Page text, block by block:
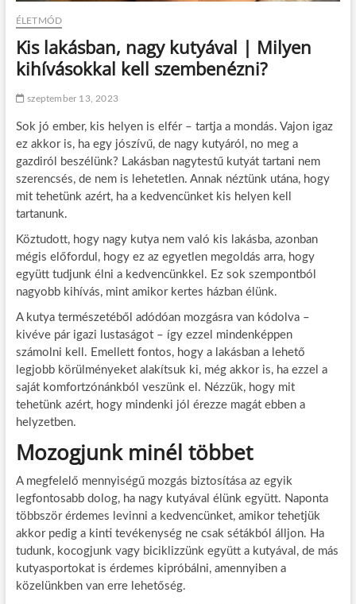
ÉLETMÓD
Kis lakásban, nagy kutyával | Milyen
kihívásokkal kell szembenézni?
szeptember 13, 2023
Sok jó ember, kis helyen is elfér – tartja a mondás. Vajon igaz
ez akkor is, ha egy jószívű, de nagy kutyáról, no meg a
gazdiról beszélünk? Lakásban nagytestű kutyát tartani nem
szerencsés, de nem is lehetetlen. Annak néztünk utána, hogy
mit tehetünk azért, ha a kedvencünket kis helyen kell
tartanunk.
Köztudott, hogy nagy kutya nem való kis lakásba, azonban
mégis előfordul, hogy ez az egyetlen megoldás arra, hogy
együtt tudjunk élni a kedvencünkkel. Ez sok szempontból
nagyobb kihívás, mint amikor kertes házban élünk.
A kutya természetéből adódóan mozgásra van kódolva –
kivéve pár igazi lustaságot – így ezzel mindenképpen
számolni kell. Emellett fontos, hogy a lakásban a lehető
legjobb körülményeket alakítsuk ki, még akkor is, ha ezzel a
saját komfortzónánkból veszünk el. Nézzük, hogy mit
tehetünk azért, hogy mindenki jól érezze magát ebben a
helyzetben.
Mozogjunk minél többet
A megfelelő mennyiségű mozgás biztosítása az egyik
legfontosabb dolog, ha nagy kutyával élünk együtt. Naponta
többször érdemes levinni a kedvencünket, amikor tehetjük
akkor pedig a kinti tevékenység ne csak sétákból álljon. Ha
tudunk, kocogjunk vagy biciklizzünk együtt a kutyával, de más
kutyasportokat is érdemes kipróbálni, amennyiben a
közelünkben van erre lehetőség.